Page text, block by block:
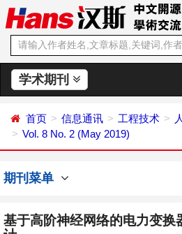
学术期刊
首页 信息通讯 工程技术
Vol. 8 No. 2 (May 2019)
期刊菜单
基于高阶神经网络的电力变换